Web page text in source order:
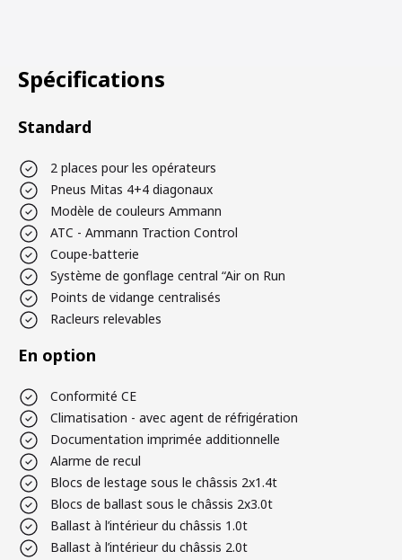
Spécifications
Standard
2 places pour les opérateurs
Pneus Mitas 4+4 diagonaux
Modèle de couleurs Ammann
ATC - Ammann Traction Control
Coupe-batterie
Système de gonflage central “Air on Run
Points de vidange centralisés
Racleurs relevables
En option
Conformité CE
Climatisation - avec agent de réfrigération
Documentation imprimée additionnelle
Alarme de recul
Blocs de lestage sous le châssis 2x1.4t
Blocs de ballast sous le châssis 2x3.0t
Ballast à l’intérieur du châssis 1.0t
Ballast à l’intérieur du châssis 2.0t